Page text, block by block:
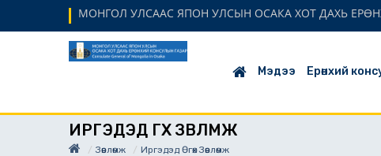
МОНГОЛ УЛСААС ЯПОН УЛСЫН ОСАКА ХОТ ДАХЬ
Мэдээ Ерөнхий
ИРГЭДЭД ӨГӨХ ЗӨВЛӨМЖ
Зөвлөмж Иргэдэд Өгөх Зөвлөмж